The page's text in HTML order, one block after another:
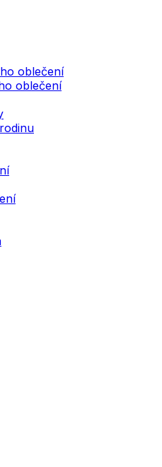
oblečení
oblečení